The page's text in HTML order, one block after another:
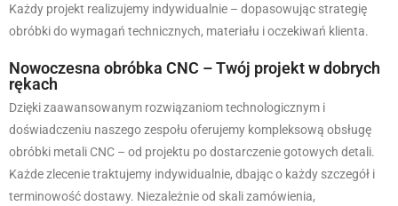
Każdy projekt realizujemy indywidualnie – dopasowując strategię
obróbki do wymagań technicznych, materiału i oczekiwań klienta.
Nowoczesna obróbka CNC – Twój projekt w dobrych
rękach
Dzięki zaawansowanym rozwiązaniom technologicznym i
doświadczeniu naszego zespołu oferujemy kompleksową obsługę
obróbki metali CNC – od projektu po dostarczenie gotowych detali.
Każde zlecenie traktujemy indywidualnie, dbając o każdy szczegół i
terminowość dostawy. Niezależnie od skali zamówienia,